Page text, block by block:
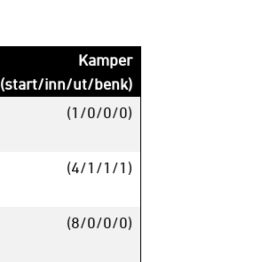
Kamper
(start/inn/ut/benk)
(1/0/0/0)
(4/1/1/1)
(8/0/0/0)